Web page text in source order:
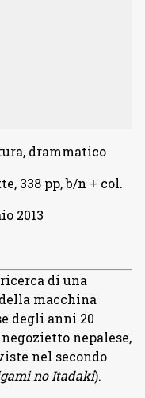
drammatico
338 pp, b/n + col.
2013
di una
macchina
degli anni 20
nepalese,
nel secondo
no Itadaki).